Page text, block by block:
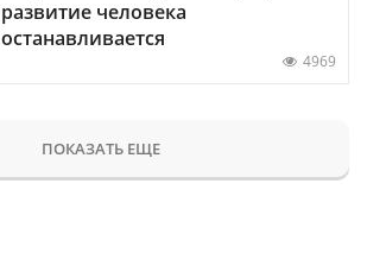
развитие человека
останавливается
4969
ПОКАЗАТЬ ЕЩЕ